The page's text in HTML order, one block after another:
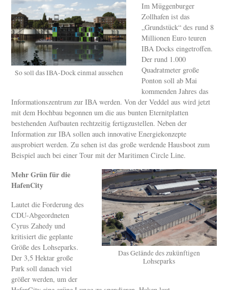
So soll das IBA-Dock einmal aussehen
Im Müggenburger
Zollhafen ist das
„Grundstück“ des rund 8
Millionen Euro teuren
IBA Docks eingetroffen.
Der rund 1.000
Quadratmeter große
Ponton soll ab Mai
kommenden Jahres das
Informationszentrum zur IBA werden. Von der Veddel aus wird jetzt
mit dem Hochbau begonnen um die aus bunten Eternitplatten
bestehenden Aufbauten rechtzeitig fertigzustellen. Neben der
Information zur IBA sollen auch innovative Energiekonzepte
ausprobiert werden. Zu sehen ist das große werdende Hausboot zum
Beispiel auch bei einer Tour mit der Maritimen Circle Line.
Das Gelände des zukünftigen
Lohseparks
Mehr Grün für die
HafenCity
Lautet die Forderung des
CDU-Abgeordneten
Cyrus Zahedy und
kritisiert die geplante
Größe des Lohseparks.
Der 3,5 Hektar große
Park soll danach viel
größer werden, um der